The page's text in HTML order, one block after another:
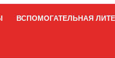
ВСПОМОГАТЕЛЬНАЯ